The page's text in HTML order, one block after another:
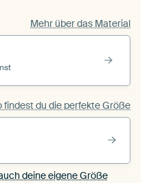
Mehr über das Material
findest du die perfekte Größe
deine eigene Größe